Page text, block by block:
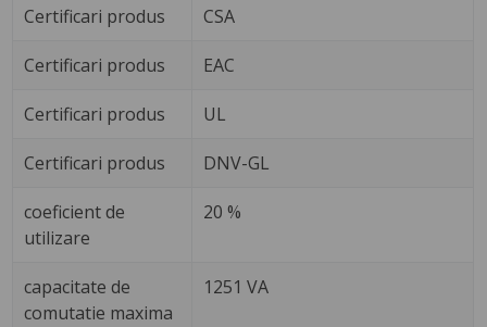
Certificari produs CSA
Certificari produs EAC
Certificari produs UL
Certificari produs DNV-GL
coeficient de
utilizare
20 %
capacitate de
comutatie maxima
1251 VA